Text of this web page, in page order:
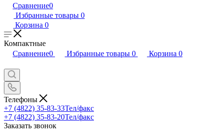
Сравнение0
Избранные товары 0
Корзина 0
Компактные
Сравнение0 Избранные товары 0 Корзина 0
Телефоны
+7 (4822) 35-83-33Тел/факс
+7 (4822) 35-83-20Тел/факс
Заказать звонок